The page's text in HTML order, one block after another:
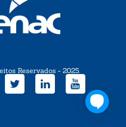
Reservados - 2025.